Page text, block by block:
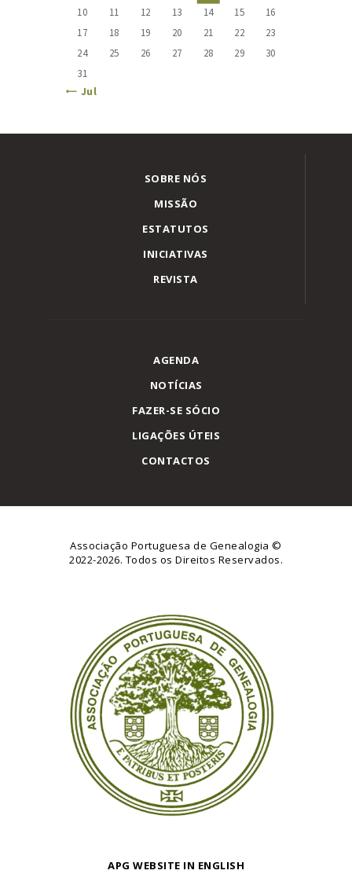
10
11 12 13 14 15
16
17
18 19 20 21 22
23
24
25 26 27 28 29
30
31
« Jul
SOBRE NÓS
MISSÃO
ESTATUTOS
INICIATIVAS
REVISTA
AGENDA
NOTÍCIAS
FAZER-SE SÓCIO
LIGAÇÕES ÚTEIS
CONTACTOS
Associação Portuguesa de Genealogia©
2022-2026. Todos os Direitos Reservados.
APG WEBSITE IN ENGLISH